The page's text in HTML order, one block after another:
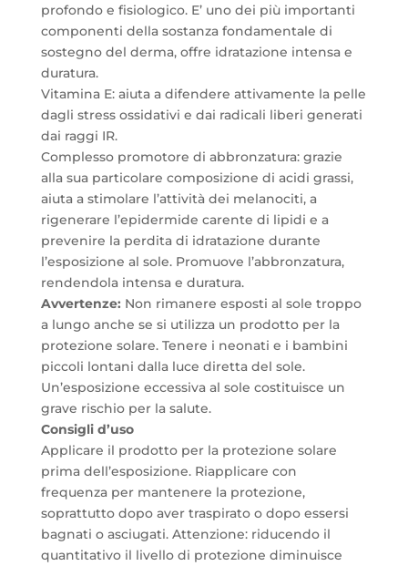
profondo e fisiologico. E’ uno dei più importanti
componenti della sostanza fondamentale di
sostegno del derma, offre idratazione intensa e
duratura.
Vitamina E: aiuta a difendere attivamente la pelle
dagli stress ossidativi e dai radicali liberi generati
dai raggi IR.
Complesso promotore di abbronzatura: grazie
alla sua particolare composizione di acidi grassi,
aiuta a stimolare l’attività dei melanociti, a
rigenerare l’epidermide carente di lipidi e a
prevenire la perdita di idratazione durante
l’esposizione al sole. Promuove l’abbronzatura,
rendendola intensa e duratura.
Avvertenze: Non rimanere esposti al sole troppo
a lungo anche se si utilizza un prodotto per la
protezione solare. Tenere i neonati e i bambini
piccoli lontani dalla luce diretta del sole.
Un’esposizione eccessiva al sole costituisce un
grave rischio per la salute.
Consigli d’uso
Applicare il prodotto per la protezione solare
prima dell’esposizione. Riapplicare con
frequenza per mantenere la protezione,
soprattutto dopo aver traspirato o dopo essersi
bagnati o asciugati. Attenzione: riducendo il
quantitativo il livello di protezione diminuisce